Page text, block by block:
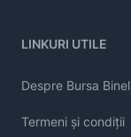
LINKURI UTILE
Despre Bursa
Termeni și condiții